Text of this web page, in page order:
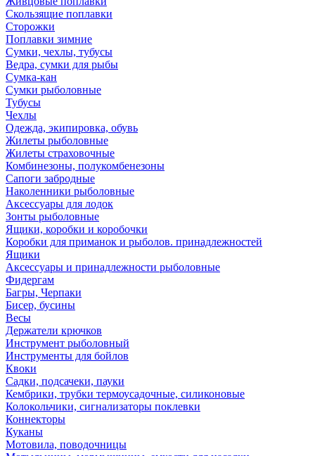
Скользящие поплавки
Сторожки
Поплавки зимние
Сумки, чехлы, тубусы
Ведра, сумки для рыбы
Сумка-кан
Сумки рыболовные
Тубусы
Чехлы
Одежда, экипировка, обувь
Жилеты рыболовные
Жилеты страховочные
Комбинезоны, полукомбенезоны
Сапоги забродные
Наколенники рыболовные
Аксессуары для лодок
Зонты рыболовные
Ящики, коробки и коробочки
Коробки для приманок и рыболов. принадлежностей
Ящики
Аксессуары и принадлежности рыболовные
Фидергам
Багры, Черпаки
Бисер, бусины
Весы
Держатели крючков
Инструмент рыболовный
Инструменты для бойлов
Квоки
Садки, подсачеки, пауки
Кембрики, трубки термоусадочные, силиконовые
Колокольчики, сигнализаторы поклевки
Коннекторы
Куканы
Мотовила, поводочницы